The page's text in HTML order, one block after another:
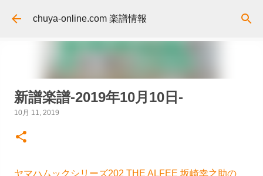
スキップしてメイン コンテンツに移動
chuya-online.com 楽譜情報
新譜楽譜-2019年10月10日-
10月 11, 2019
ヤマハムックシリーズ202 THE ALFEE 坂崎幸之助の